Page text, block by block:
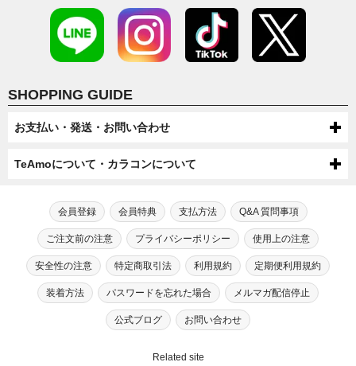
SHOPPING GUIDE
お支払い・発送・お問い合わせ
●ケータイでのお支払い
手数料：無料
※機種によってはご利用出来ない可能性がございます。
⇒ドコモケータイ支払でのお支払いの流れ
⇒ソフトバンクケータイ支払でのお支払いの流れ
⇒auかんたん決済でのお支払いの流れ
●配送方法
宅配便（佐川急便・ヤマト運輸・ゆうパック）またはメール便（ゆうパケッ
ト/ネコポス）での配送をお選びいただけます。
※数量制限によりメール便での配送をお受けできない場合がございます。
【選択上限数】1MONTH：8箱（4セット） / TeAmo1DAY：4箱
TeAmoCLEAR1DAY：4箱 / TeAmoCLEAR2WEEK：4箱
18歳未満の方がご注文する場合は保護者の同意が必要です。
況により確約はできませんのでご了承ください。
送料について
宅配便（佐川急便・ヤマト運輸・ゆうパック）送料：全国一律550円（税込）
メール便（ゆうパケット/ネコポス）送料：全国送料無料
※一部SALEやキャンペーン、キャンセル・交換時は送料300円が発生す
る場合がございます。
注文・返品について
●商品変更について
原則として注文確定後の商品変更は承っておりません。
ご注文の際は内容にお間違いのないようご確認・ご注意ください。
≪お届け後の初期不良に関して≫
お問い合わせ
電話: 0120-545-966
（電話:営業時間 月～金 10：00～17：00 土日祝 10：00～17：00）
（メール：営業時間 月～金 10：00～17：00 土日祝 10：00～17：00）
TeAmoについて・カラコンについて
第一種医療機器販売業許可及び高度管理医療機器販売業許可を取得してい
ます。
高度管理医療機器等販売業許可証「6新保衛薬第189号」
芸能人・モデルが愛用！
TeAmoだけの度なし・度ありカラコン
カラコン通販サイトTeAmoでは、芸能人・モデルが愛用するティアモだ
けの“度なし”カラコンに加え、“度あり”タイプも合わせて200種類以上も
のバリエーションをご用意。
高いイメージがある“度あり”カラコンもリーズナブルな価格でご注文いた
初めてカラーコンタクトレンズをお使いになられる方のために、安心して
初めてカラコン・カラーコンタクトをご利用する方へ
初めてカラコンをご利用する方または長期間カラコン・コンタクトレンズ
を装用されていない方は、眼科医やクリニックの診断を受けられることを
勧めさせております。
などを鑑みて処方してもらう必要があります。
最近のカラコン・カラーコンタクトについて
カラコンが販売され始めた当初、カラコンは一般の人達に多く利用されて
ション誌があったように水商売のホステスのような派手な方々が多く利用
カラコン・カラーコンタクトの安全性について
現在カラコンの安全性を疑問視する声がありますが、現在国内にて販売さ
TeAmoのカラコン・カラーコンタクトについて
会員登録 会員特典 支払方法 Q&A 質問事項
ご注文前の注意 プライバシーポリシー 使用上の注意
安全性の注意 特定商取引法 利用規約 定期便利用規約
装着方法 パスワードを忘れた場合 メルマガ配信停止
公式ブログ お問い合わせ
Related site